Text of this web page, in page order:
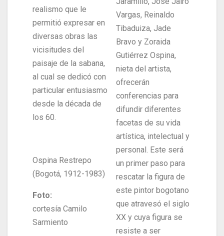
realismo que le
permitió expresar en
diversas obras las
vicisitudes del
paisaje de la sabana,
al cual se dedicó con
particular entusiasmo
desde la década de
los 60.
Ospina Restrepo
(Bogotá, 1912-1983)
Foto:
cortesía Camilo
Sarmiento
Vargas, Reinaldo
Tibaduiza, Jade
Bravo y Zoraida
Gutiérrez Ospina,
nieta del artista,
ofrecerán
conferencias para
difundir diferentes
facetas de su vida
artística, intelectual y
personal. Este será
un primer paso para
rescatar la figura de
este pintor bogotano
que atravesó el siglo
XX y cuya figura se
resiste a ser